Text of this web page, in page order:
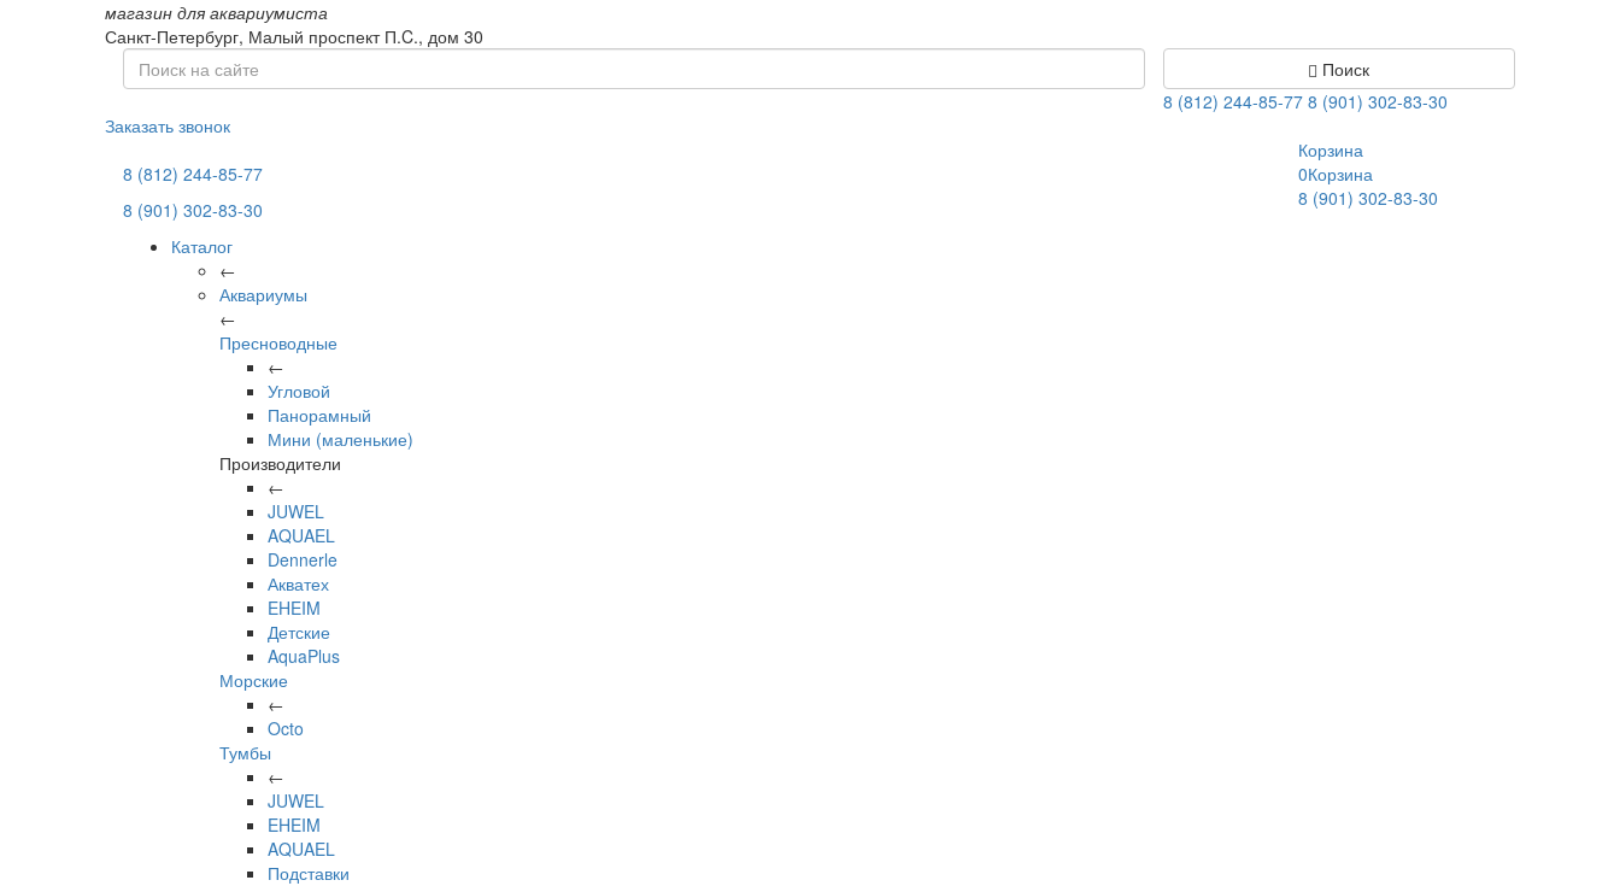
магазин для аквариумиста
Санкт-Петербург, Малый проспект П.C., дом 30
Поиск
8 (812) 244-85-77 8 (901) 302-83-30
Заказать звонок
8 (812) 244-85-77
8 (901) 302-83-30
Каталог
←
Аквариумы
←
Пресноводные
←
Угловой
Панорамный
Мини (маленькие)
Производители
←
JUWEL
AQUAEL
Dennerle
Акватех
EHEIM
Детские
AquaPlus
Морские
←
Octo
Тумбы
←
JUWEL
EHEIM
AQUAEL
Подставки
Корзина
0Корзина
8 (901) 302-83-30